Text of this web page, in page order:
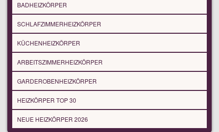
BADHEIZKÖRPER
SCHLAFZIMMERHEIZKÖRPER
KÜCHENHEIZKÖRPER
ARBEITSZIMMERHEIZKÖRPER
GARDEROBENHEIZKÖRPER
HEIZKÖRPER TOP 30
NEUE HEIZKÖRPER 2026